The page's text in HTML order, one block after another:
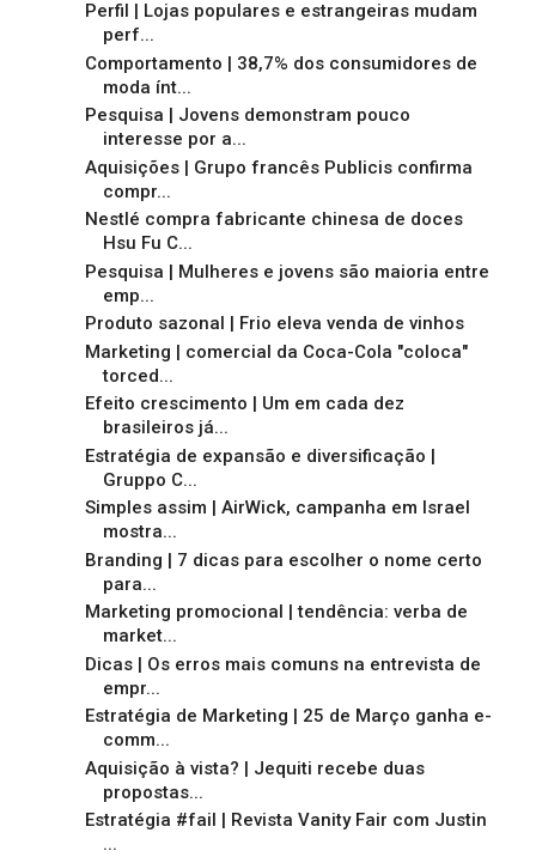
Perfil | Lojas populares e estrangeiras mudam
perf...
Comportamento | 38,7% dos consumidores de
moda ínt...
Pesquisa | Jovens demonstram pouco
interesse por a...
Aquisições | Grupo francês Publicis confirma
compr...
Nestlé compra fabricante chinesa de doces
Hsu Fu C...
Pesquisa | Mulheres e jovens são maioria entre
emp...
Produto sazonal | Frio eleva venda de vinhos
Marketing | comercial da Coca-Cola "coloca"
torced...
Efeito crescimento | Um em cada dez
brasileiros já...
Estratégia de expansão e diversificação |
Gruppo C...
Simples assim | AirWick, campanha em Israel
mostra...
Branding | 7 dicas para escolher o nome certo
para...
Marketing promocional | tendência: verba de
market...
Dicas | Os erros mais comuns na entrevista de
empr...
Estratégia de Marketing | 25 de Março ganha e-
comm...
Aquisição à vista? | Jequiti recebe duas
propostas...
Estratégia #fail | Revista Vanity Fair com Justin
...